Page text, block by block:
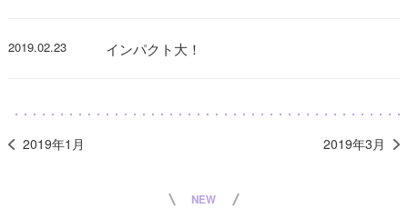
2019.02.23 インパクト大！
2019年1月 2019年3月
NEW